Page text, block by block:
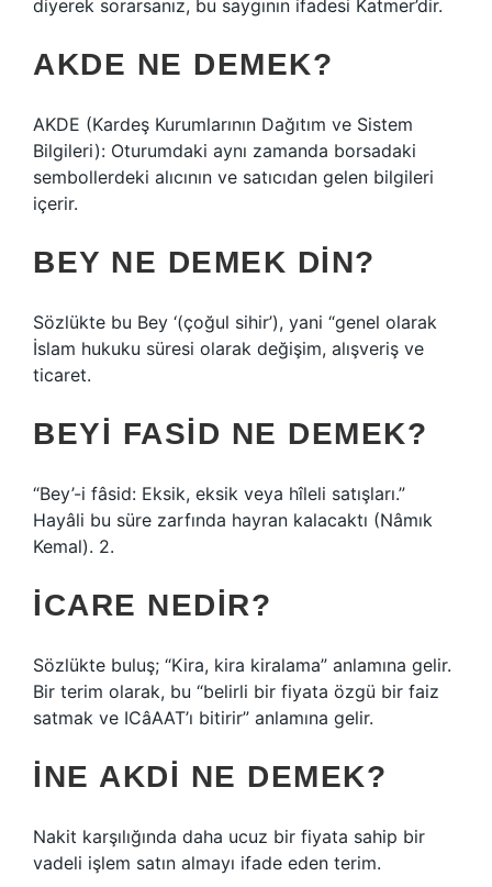
diyerek sorarsanız, bu saygının ifadesi Katmer’dir.
AKDE NE DEMEK?
AKDE (Kardeş Kurumlarının Dağıtım ve Sistem
Bilgileri): Oturumdaki aynı zamanda borsadaki
sembollerdeki alıcının ve satıcıdan gelen bilgileri
içerir.
BEY NE DEMEK DIN?
Sözlükte bu Bey ‘(çoğul sihir’), yani “genel olarak
İslam hukuku süresi olarak değişim, alışveriş ve
ticaret.
BEYI FASID NE DEMEK?
“Bey’-i fâsid: Eksik, eksik veya hîleli satışları.”
Hayâli bu süre zarfında hayran kalacaktı (Nâmık
Kemal). 2.
İCARE NEDIR?
Sözlükte buluş; “Kira, kira kiralama” anlamına gelir.
Bir terim olarak, bu “belirli bir fiyata özgü bir faiz
satmak ve ICâAAT’ı bitirir” anlamına gelir.
İNE AKDI NE DEMEK?
Nakit karşılığında daha ucuz bir fiyata sahip bir
vadeli işlem satın almayı ifade eden terim.